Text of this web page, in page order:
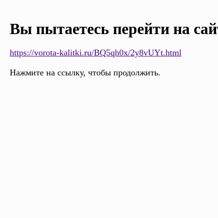
Вы пытаетесь перейти на
https://vorota-kalitki.ru/BQ5qh0x/2y8vUYt.html
Нажмите на ссылку, чтобы продолжить.